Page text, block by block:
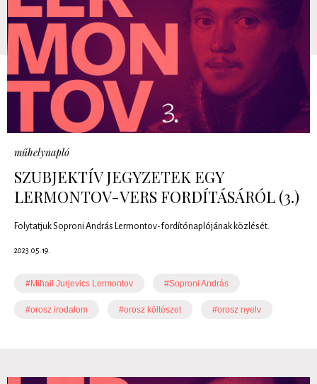
műhelynapló
SZUBJEKTÍV JEGYZETEK EGY
LERMONTOV-VERS FORDÍTÁSÁRÓL (3.)
Folytatjuk Soproni András Lermontov-fordítónaplójának közlését.
2023.05.19.
#Mihail Jurjevics Lermontov #Soproni András
#orosz irodalom #orosz költészet #orosz nyelv